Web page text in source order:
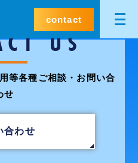
contact
US
等各種ご相談・お問い合
せ
合わせ